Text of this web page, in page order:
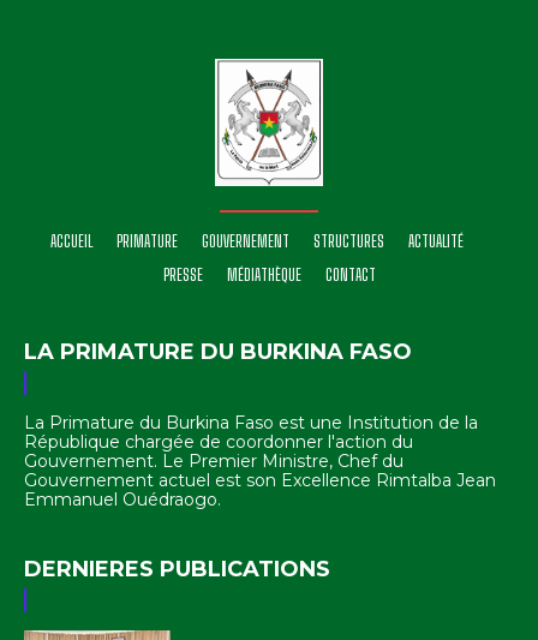
ACCUEIL PRIMATURE GOUVERNEMENT STRUCTURES
ACTUALITÉ
PRESSE
MÉDIATHÈQUE CONTACT
LA PRIMATURE DU BURKINA FASO
La Primature du Burkina Faso est une Institution de la
République chargée de coordonner l'action du
Gouvernement. Le Premier Ministre, Chef du
Gouvernement actuel est son Excellence Rimtalba Jean
Emmanuel Ouédraogo.
DERNIERES PUBLICATIONS